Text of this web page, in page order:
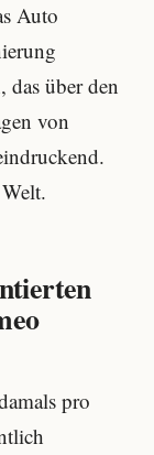
Auto
über den
von
pro